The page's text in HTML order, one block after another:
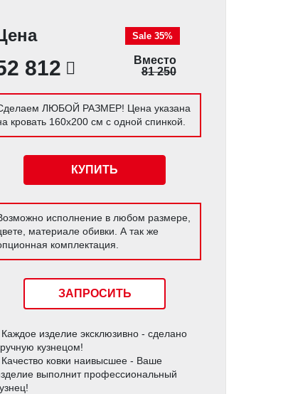
812
Sale 35%
Вместо
81 250
ЛЮБОЙ РАЗМЕР! Цена указана
кровать 160х200 см с одной спинкой.
КУПИТЬ
исполнение в любом размере,
материале обивки. А так же
комплектация.
ЗАПРОСИТЬ
Каждое изделие эксклюзивно - сделано
кузнецом!
Качество ковки наивысшее - Ваше
выполнит профессиональный